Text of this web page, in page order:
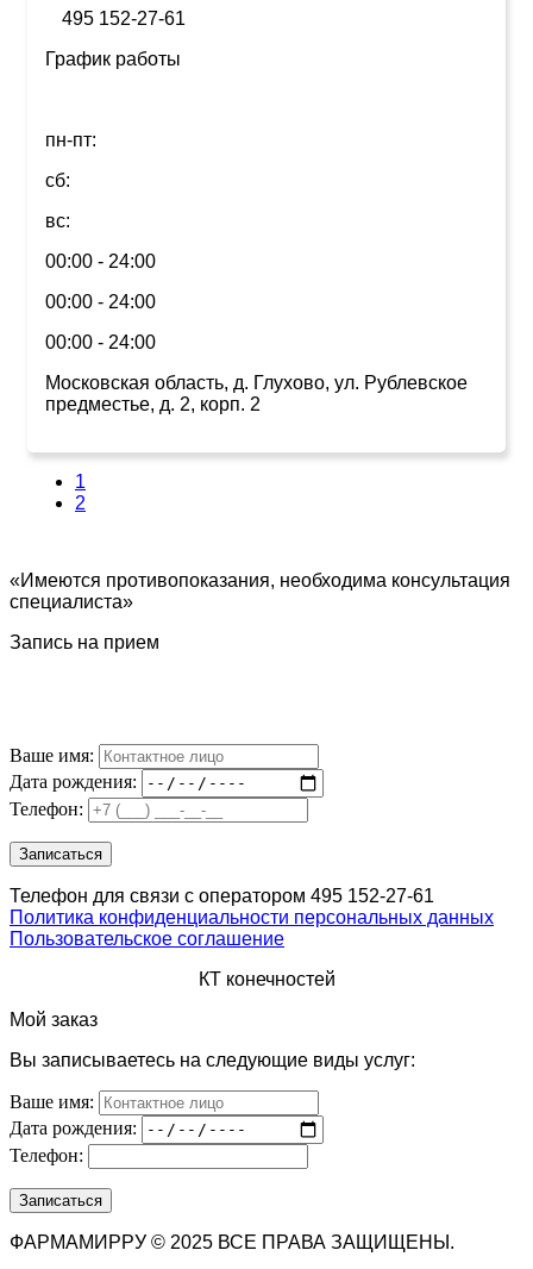
495 152-27-61
График работы
пн-пт:
сб:
вс:
00:00 - 24:00
00:00 - 24:00
00:00 - 24:00
Московская область, д. Глухово, ул. Рублевское
предместье, д. 2, корп. 2
1
2
«Имеются противопоказания, необходима консультация
специалиста»
Запись на прием
Ваше имя:
Дата рождения:
Телефон:
Телефон для связи с оператором 495 152-27-61
Политика конфиденциальности персональных данных
Пользовательское соглашение
КТ конечностей
Мой заказ
Вы записываетесь на следующие виды услуг:
Ваше имя:
Дата рождения:
Телефон:
ФАРМАМИРРУ © 2025 ВСЕ ПРАВА ЗАЩИЩЕНЫ.